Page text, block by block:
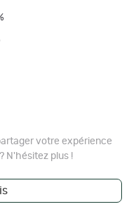
votre expérience
N'hésitez plus !